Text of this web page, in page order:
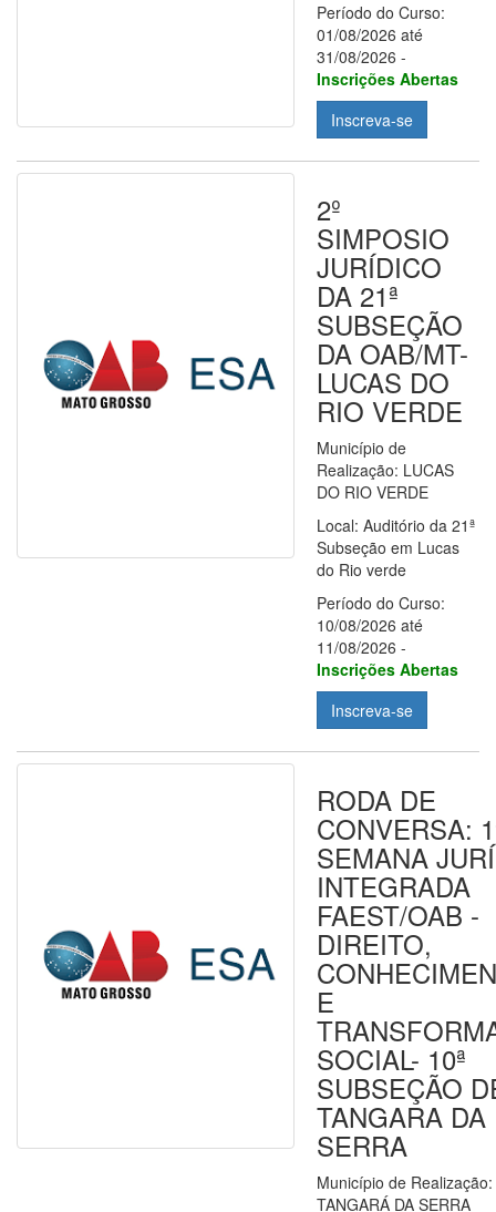
Período do Curso:
01/08/2026 até
31/08/2026 -
Inscrições Abertas
Inscreva-se
2º
SIMPOSIO
JURÍDICO
DA 21ª
SUBSEÇÃO
DA OAB/MT-
LUCAS DO
RIO VERDE
Município de
Realização: LUCAS
DO RIO VERDE
Local: Auditório da 21ª
Subseção em Lucas
do Rio verde
Período do Curso:
10/08/2026 até
11/08/2026 -
Inscrições Abertas
Inscreva-se
RODA DE
CONVERSA:
SEMANA
INTEGRADA
FAEST/OAB -
DIREITO,
E
SOCIAL- 10ª
SUBSEÇÃO
TANGARA DA
SERRA
Município de Realização:
TANGARÁ DA SERRA